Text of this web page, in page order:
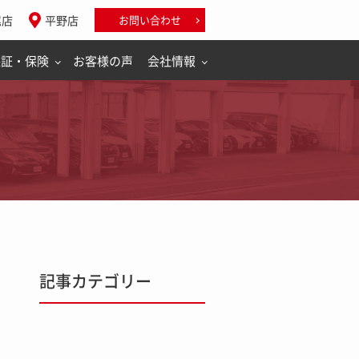
平野店 お問い合わせ
・保険 お客様の声 会社情報
記事カテゴリー